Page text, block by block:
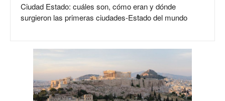
Ciudad Estado: cuáles son, cómo eran y dónde
surgieron las primeras ciudades-Estado del mundo